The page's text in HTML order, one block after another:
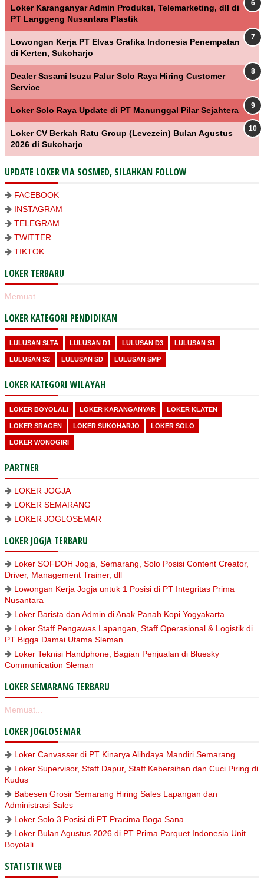
Loker Karanganyar Admin Produksi, Telemarketing, dll di
PT Langgeng Nusantara Plastik
Lowongan Kerja PT Elvas Grafika Indonesia Penempatan
di Kerten, Sukoharjo
Dealer Sasami Isuzu Palur Solo Raya Hiring Customer
Service
Loker Solo Raya Update di PT Manunggal Pilar Sejahtera
Loker CV Berkah Ratu Group (Levezein) Bulan Agustus
2026 di Sukoharjo
UPDATE LOKER VIA SOSMED, SILAHKAN FOLLOW
FACEBOOK
INSTAGRAM
TELEGRAM
TWITTER
TIKTOK
LOKER TERBARU
Memuat...
LOKER KATEGORI PENDIDIKAN
LULUSAN SLTA LULUSAN D1 LULUSAN D3 LULUSAN S1
LULUSAN S2 LULUSAN SD LULUSAN SMP
LOKER KATEGORI WILAYAH
LOKER BOYOLALI LOKER KARANGANYAR LOKER KLATEN
LOKER SRAGEN LOKER SUKOHARJO LOKER SOLO
LOKER WONOGIRI
PARTNER
LOKER JOGJA
LOKER SEMARANG
LOKER JOGLOSEMAR
LOKER JOGJA TERBARU
Loker SOFDOH Jogja, Semarang, Solo Posisi Content Creator,
Driver, Management Trainer, dll
Lowongan Kerja Jogja untuk 1 Posisi di PT Integritas Prima
Nusantara
Loker Barista dan Admin di Anak Panah Kopi Yogyakarta
Loker Staff Pengawas Lapangan, Staff Operasional & Logistik di
PT Bigga Damai Utama Sleman
Loker Teknisi Handphone, Bagian Penjualan di Bluesky
Communication Sleman
LOKER SEMARANG TERBARU
Memuat...
LOKER JOGLOSEMAR
Loker Canvasser di PT Kinarya Alihdaya Mandiri Semarang
Loker Supervisor, Staff Dapur, Staff Kebersihan dan Cuci Piring di
Kudus
Babesen Grosir Semarang Hiring Sales Lapangan dan
Administrasi Sales
Loker Solo 3 Posisi di PT Pracima Boga Sana
Loker Bulan Agustus 2026 di PT Prima Parquet Indonesia Unit
Boyolali
STATISTIK WEB